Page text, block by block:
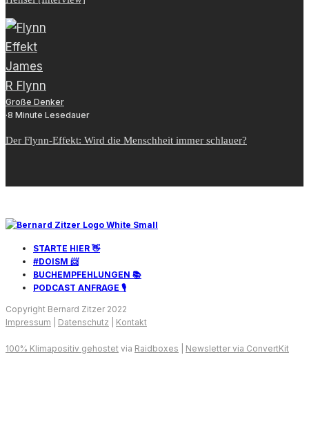
Große Denker
·8 Minute Lesedauer
Der Flynn-Effekt: Wird die Menschheit immer schlauer?
STARTE HIER 👋
#DOISM 📨
BUCHEMPFEHLUNGEN 📚
PODCAST ANFRAGE 🎙️
Copyright Bernard Zitzer 2022
Impressum
Datenschutz Kontakt
100% Klimapositiv gehostet via Raidboxes Newsletter via ConvertKit